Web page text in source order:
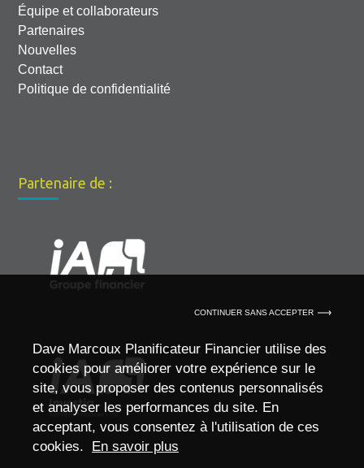
CONTINUER SANS ACCEPTER
Dave Marcoux Planificateur Financier utilise des
cookies pour améliorer votre expérience sur le
site, vous proposer des contenus personnalisés
et analyser les performances du site. En
acceptant, vous consentez à l'utilisation de ces
cookies. En savoir plus
Équipe et collaborateurs
Partenaires
Nouvelles
Contact
Politique de confidentialité
Partenaire de :